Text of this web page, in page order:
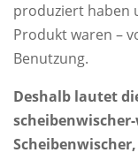
produziert haben
Produkt waren –
Benutzung.
Deshalb lautet